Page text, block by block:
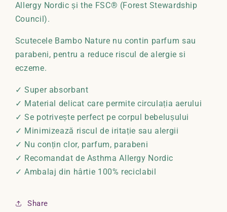
Allergy Nordic și the FSC® (Forest Stewardship
Council).
Scutecele Bambo Nature nu contin parfum sau
parabeni, pentru a reduce riscul de alergie si
eczeme.
✓ Super absorbant
✓ Material delicat care permite circulația aerului
✓ Se potrivește perfect pe corpul bebelușului
✓ Minimizează riscul de iritație sau alergii
✓ Nu conțin clor, parfum, parabeni
✓ Recomandat de Asthma Allergy Nordic
✓ Ambalaj din hârtie 100% reciclabil
Share